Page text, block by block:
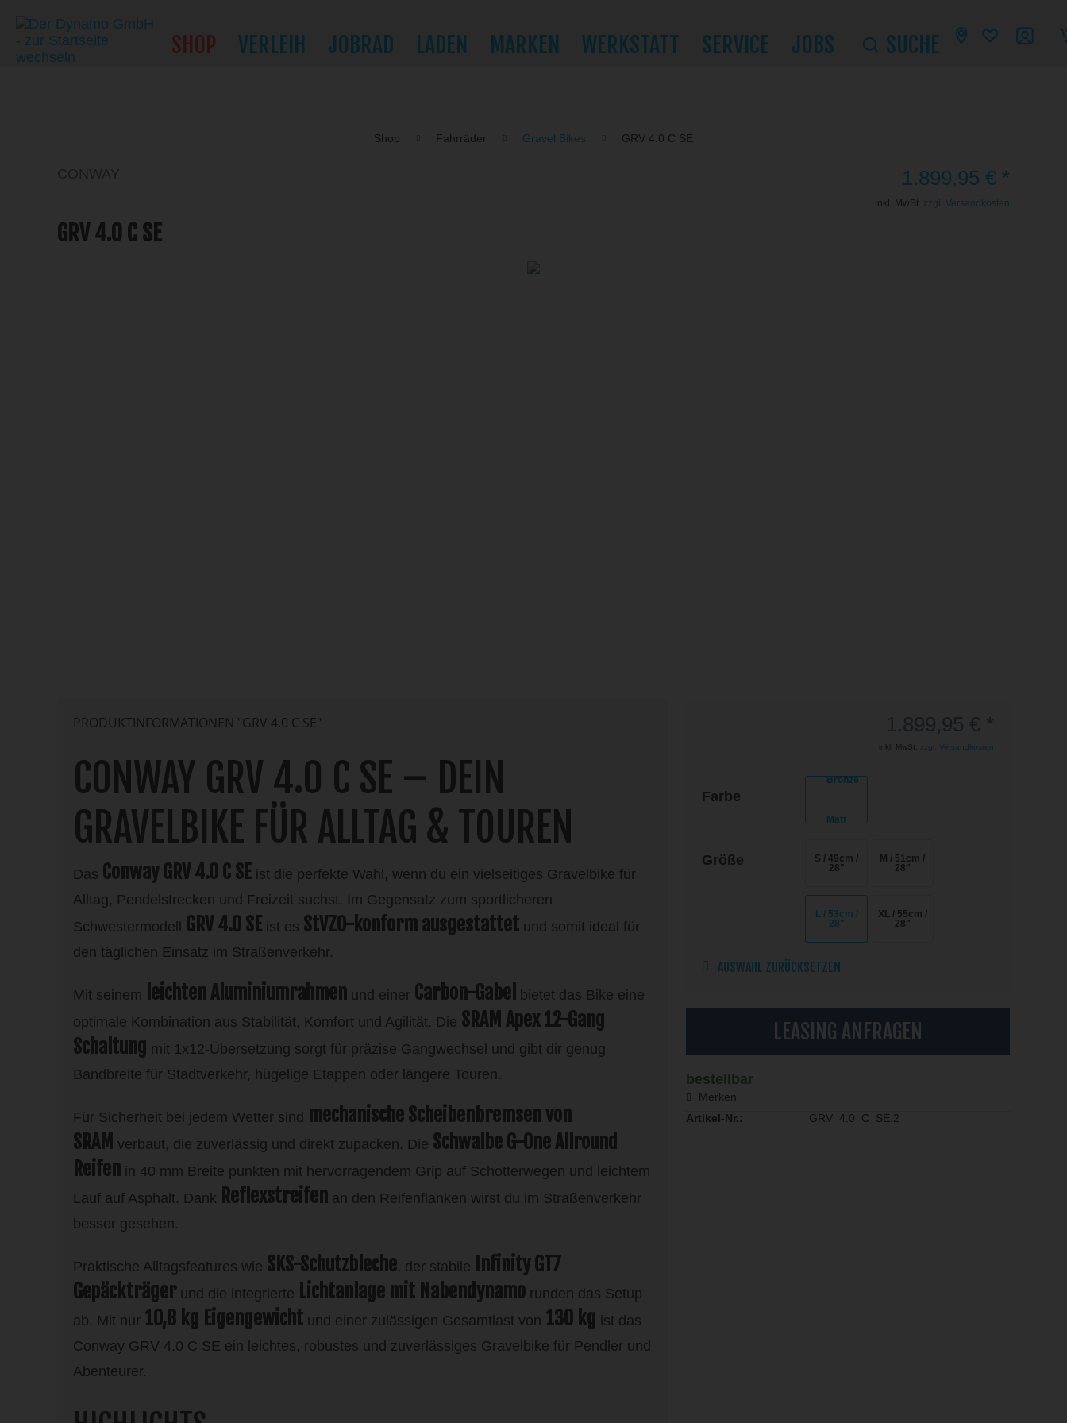
SHOP VERLEIH JOBRAD LADEN MARKEN WERKSTATT SERVICE JOBS SUCHE
Shop Fahrräder Gravel Bikes GRV 4.0 C SE
CONWAY
GRV 4.0 C SE
1.899,95 € *
inkl. MwSt. zzgl. Versandkosten
inkl. MwSt. zzgl. Versandkosten
Farbe
Größe
S / 49cm /
28"
M / 51cm /
28"
L / 53cm /
28"
XL / 55cm /
28"
AUSWAHL ZURÜCKSETZEN
LEASING ANFRAGEN
bestellbar
Merken
Artikel-Nr.:
GRV_4.0_C_SE.2
PRODUKTINFORMATIONEN "GRV 4.0 C SE"
CONWAY GRV 4.0 C SE – DEIN
GRAVELBIKE FÜR ALLTAG & TOUREN
Das Conway GRV 4.0 C SE ist die perfekte Wahl, wenn du ein vielseitiges Gravelbike für
Alltag, Pendelstrecken und Freizeit suchst. Im Gegensatz zum sportlicheren
Schwestermodell GRV 4.0 SE ist es StVZO-konform ausgestattet und somit ideal für
den täglichen Einsatz im Straßenverkehr.
Mit seinem leichten Aluminiumrahmen und einer Carbon-Gabel
bietet das Bike eine
optimale Kombination aus Stabilität, Komfort und Agilität. Die SRAM Apex 12-Gang
Schaltung mit 1x12-Übersetzung sorgt für präzise Gangwechsel und gibt dir genug
Bandbreite für Stadtverkehr, hügelige Etappen oder längere Touren.
Für Sicherheit bei jedem Wetter sind mechanische Scheibenbremsen von
SRAM verbaut, die zuverlässig und direkt zupacken. Die Schwalbe G-One Allround
Reifen in 40 mm Breite punkten mit hervorragendem Grip auf Schotterwegen und leichtem
Lauf auf Asphalt. Dank Reflexstreifen an den Reifenflanken wirst du im Straßenverkehr
besser gesehen.
Praktische Alltagsfeatures wie SKS-Schutzbleche, der stabile
Infinity GT7
Gepäckträgerund die integrierte Lichtanlage mit Nabendynamo runden das Setup
ab. Mit nur 10,8 kg Eigengewicht und einer zulässigen Gesamtlast von 130 kg ist das
Conway GRV 4.0 C SE ein leichtes, robustes und zuverlässiges Gravelbike für Pendler und
Abenteurer.